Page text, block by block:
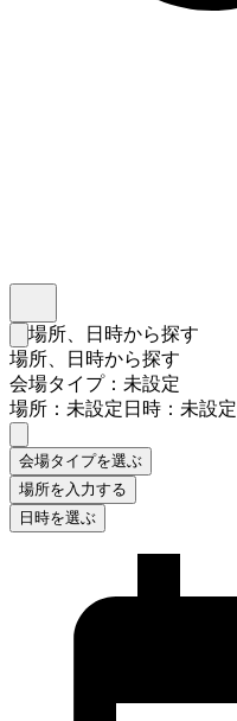
検索フォームを閉じる
場所、日時から探す
場所、日時から探す
会場タイプ：未設定
場所：未設定日時：未設定
会場タイプを選ぶ
場所を入力する
日時を選ぶ